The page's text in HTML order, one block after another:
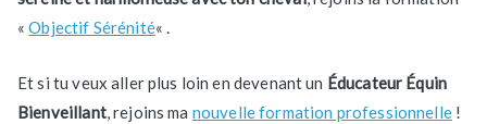
«Objectif Sérénité« .
Et si tu veux aller plus loin en devenant un Éducateur Équin
Bienveillant, rejoins ma nouvelle formation professionnelle!